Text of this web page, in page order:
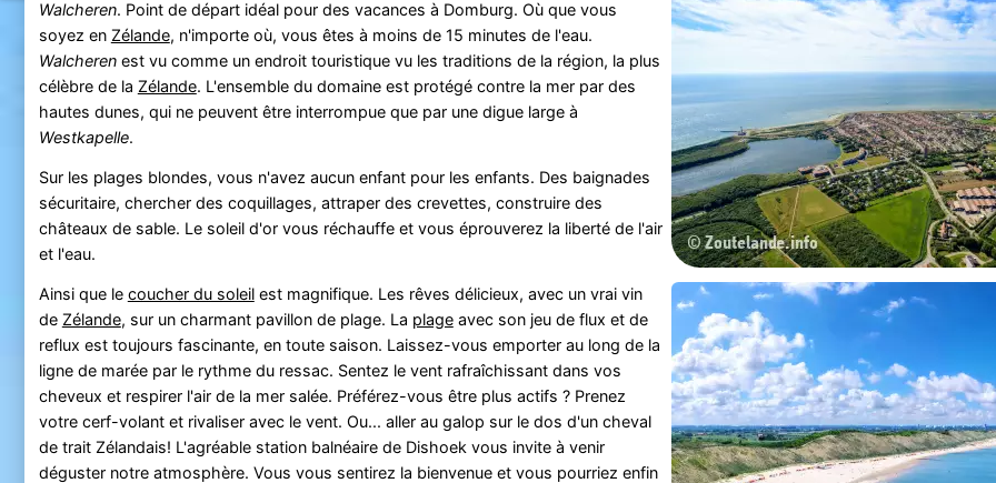
Walcheren. Point de départ idéal pour des vacances à Domburg. Où que vous
soyez en Zélande, n'importe où, vous êtes à moins de 15 minutes de l'eau.
Walcherenest vu comme un endroit touristique vu les traditions de la région, la plus
célèbre de la Zélande. L'ensemble du domaine est protégé contre la mer par des
hautes dunes, qui ne peuvent être interrompue que par une digue large à
Westkapelle.
Sur les plages blondes, vous n'avez aucun enfant pour les enfants. Des baignades
sécuritaire, chercher des coquillages, attraper des crevettes, construire des
châteaux de sable. Le soleil d'or vous réchauffe et vous éprouverez la liberté de l'air
et l'eau.
Ainsi que le coucher du soleilest magnifique. Les rêves délicieux, avec un vrai vin
de Zélande, sur un charmant pavillon de plage. La plageavec son jeu de flux et de
reflux est toujours fascinante, en toute saison. Laissez-vous emporter au long de la
ligne de marée par le rythme du ressac. Sentez le vent rafraîchissant dans vos
cheveux et respirer l'air de la mer salée. Préférez-vous être plus actifs ? Prenez
votre cerf-volant et rivaliser avec le vent. Ou... aller au galop sur le dos d'un cheval
de trait Zélandais! L'agréable station balnéaire de Dishoek vous invite à venir
déguster notre atmosphère. Vous vous sentirez la bienvenue et vous pourriez enfin